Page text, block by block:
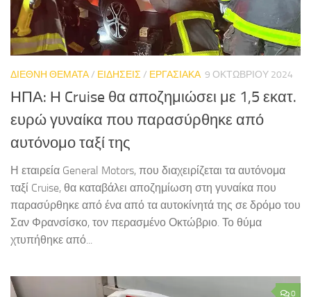
ΔΙΕΘΝΗ ΘΕΜΑΤΑ/ ΕΙΔΗΣΕΙΣ / ΕΡΓΑΣΙΑΚΑ 9 ΟΚΤΩΒΡΊΟΥ 2024
ΗΠΑ: Η Cruise θα αποζημιώσει με 1,5 εκατ.
ευρώ γυναίκα που παρασύρθηκε από
αυτόνομο ταξί της
Η εταιρεία General Motors, που διαχειρίζεται τα αυτόνομα
ταξί Cruise, θα καταβάλει αποζημίωση στη γυναίκα που
παρασύρθηκε από ένα από τα αυτοκίνητά της σε δρόμο του
Σαν Φρανσίσκο, τον περασμένο Οκτώβριο. Το θύμα
χτυπήθηκε από...
0